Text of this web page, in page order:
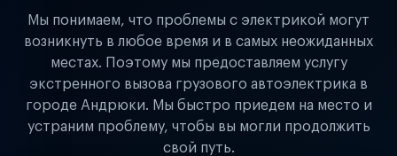
Мы понимаем, что проблемы с электрикой могут
возникнуть в любое время и в самых неожиданных
местах. Поэтому мы предоставляем услугу
экстренного вызова грузового автоэлектрика в
городе Андрюки. Мы быстро приедем на место и
устраним проблему, чтобы вы могли продолжить
свой путь.